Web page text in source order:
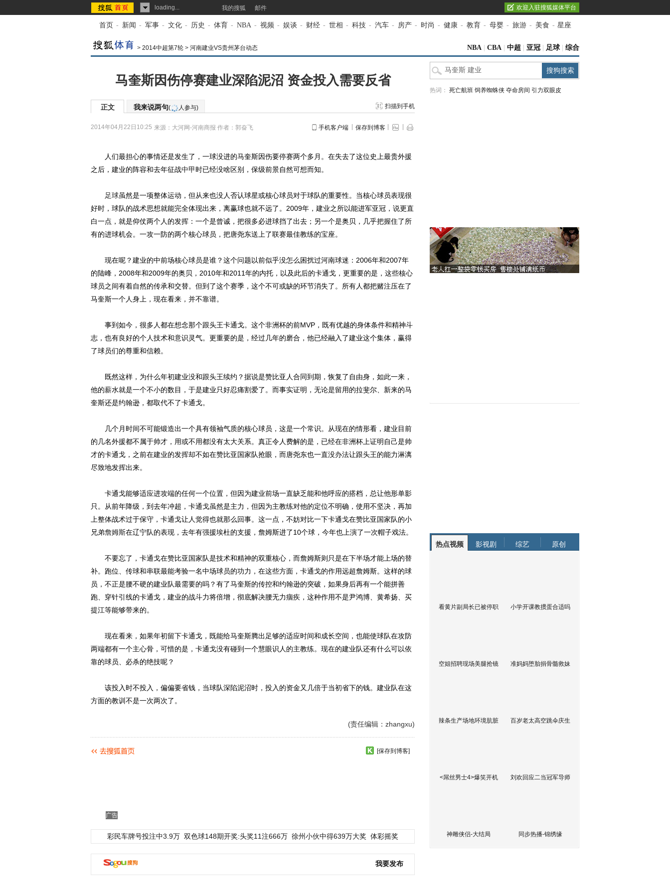
loading... 我的搜狐 邮件 欢迎入驻搜狐媒体平台
首页 - 新闻 - 军事 - 文化 - 历史 - 体育 - NBA - 视频 - 娱谈 - 财经 - 世相 - 科技 - 汽车 - 房产 - 时尚 - 健康 - 教育 - 母婴 - 旅游 - 美食 - 星座
> 2014中超第7轮 > 河南建业VS贵州茅台动态 NBA CBA 中超 亚冠 足球 综合
马奎斯因伤停赛建业深陷泥沼 资金投入需要反省
正文 我来说两句( 人参与) 扫描到手机
2014年04月22日10:25 来源： 大河网-河南商报 作者：郭奋飞 手机客户端 保存到博客
人们最担心的事情还是发生了，一球没进的马奎斯因伤要停赛两个多月。在失去了这位史上最贵外援
之后，建业的阵容和去年征战中甲时已经没啥区别，保级前景自然可想而知。
足球虽然是一项整体运动，但从来也没人否认球星或核心球员对于球队的重要性。当核心球员表现很
好时，球队的战术思想就能完全体现出来，离赢球也就不远了。2009年，建业之所以能进军亚冠，说更直
白一点，就是仰仗两个人的发挥：一个是曾诚，把很多必进球挡了出去；另一个是奥贝，几乎把握住了所
有的进球机会。一攻一防的两个核心球员，把唐尧东送上了联赛最佳教练的宝座。
现在呢？建业的中前场核心球员是谁？这个问题以前似乎没怎么困扰过河南球迷：2006年和2007年
的陆峰，2008年和2009年的奥贝，2010年和2011年的内托，以及此后的卡通戈，更重要的是，这些核心
球员之间有着自然的传承和交替。但到了这个赛季，这个不可或缺的环节消失了。所有人都把赌注压在了
马奎斯一个人身上，现在看来，并不靠谱。
事到如今，很多人都在想念那个跟头王卡通戈。这个非洲杯的前MVP，既有优越的身体条件和精神斗
志，也有良好的个人技术和意识灵气。更重要的是，经过几年的磨合，他已经融入了建业这个集体，赢得
了球员们的尊重和信赖。
既然这样，为什么年初建业没和跟头王续约？据说是赞比亚人合同到期，恢复了自由身，如此一来，
他的薪水就是一个不小的数目，于是建业只好忍痛割爱了。而事实证明，无论是留用的拉斐尔、新来的马
奎斯还是约翰逊，都取代不了卡通戈。
几个月时间不可能锻造出一个具有领袖气质的核心球员，这是一个常识。从现在的情形看，建业目前
的几名外援都不属于帅才，用或不用都没有太大关系。真正令人费解的是，已经在非洲杯上证明自己是帅
才的卡通戈，之前在建业的发挥却不如在赞比亚国家队抢眼，而唐尧东也一直没办法让跟头王的能力淋漓
尽致地发挥出来。
卡通戈能够适应进攻端的任何一个位置，但因为建业前场一直缺乏能和他呼应的搭档，总让他形单影
只。从前年降级，到去年冲超，卡通戈虽然是主力，但因为主教练对他的定位不明确，使用不坚决，再加
上整体战术过于保守，卡通戈让人觉得也就那么回事。这一点，不妨对比一下卡通戈在赞比亚国家队的小
兄弟詹姆斯在辽宁队的表现，去年有强援埃杜的支援，詹姆斯进了10个球，今年也上演了一次帽子戏法。
不要忘了，卡通戈在赞比亚国家队是技术和精神的双重核心，而詹姆斯则只是在下半场才能上场的替
补。跑位、传球和串联最能考验一名中场球员的功力，在这些方面，卡通戈的作用远超詹姆斯。这样的球
员，不正是腰不硬的建业队最需要的吗？有了马奎斯的传控和约翰逊的突破，如果身后再有一个能拼善
跑、穿针引线的卡通戈，建业的战斗力将倍增，彻底解决腰无力痼疾，这种作用不是尹鸿博、黄希扬、买
提江等能够带来的。
现在看来，如果年初留下卡通戈，既能给马奎斯腾出足够的适应时间和成长空间，也能使球队在攻防
两端都有一个主心骨，可惜的是，卡通戈没有碰到一个慧眼识人的主教练。现在的建业队还有什么可以依
靠的球员、必杀的绝技呢？
该投入时不投入，偏偏要省钱，当球队深陷泥沼时，投入的资金又几倍于当初省下的钱。建业队在这
方面的教训不是一次两次了。
(责任编辑：zhangxu)
[保存到博客]
广告
彩民车牌号投注中3.9万 双色球148期开奖:头奖11注666万 徐州小伙中得639万大奖 体彩摇奖
我要发布
热词： 死亡航班 饲养蜘蛛侠 夺命房间 引力双眼皮
热点视频 影视剧 综艺 原创
看黄片副局长已被停职 小学开课教掼蛋合适吗
空姐招聘现场美腿抢镜 准妈妈堕胎捐骨髓救妹
辣条生产场地环境肮脏 百岁老太高空跳伞庆生
<屌丝男士4>爆笑开机 刘欢回应二当冠军导师
神雕侠侣-大结局 同步热播-锦绣缘